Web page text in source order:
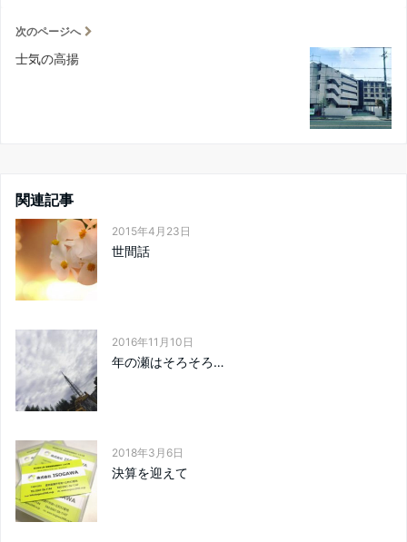
次のページへ
士気の高揚
関連記事
2015年4月23日
世間話
2016年11月10日
年の瀬はそろそろ…
2018年3月6日
決算を迎えて